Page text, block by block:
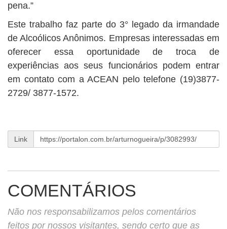
pena.”
Este trabalho faz parte do 3° legado da irmandade
de Alcoólicos Anônimos. Empresas interessadas em
oferecer essa oportunidade de troca de
experiências aos seus funcionários podem entrar
em contato com a ACEAN pelo telefone (19)3877-
2729/ 3877-1572.
Link
COMENTÁRIOS
Não nos responsabilizamos pelos comentários
feitos por nossos visitantes, sendo certo que as